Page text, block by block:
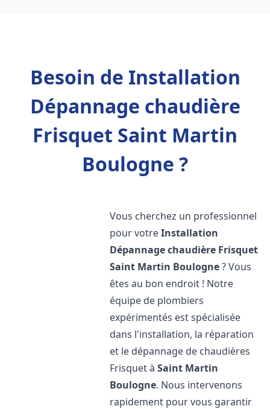
Besoin de Installation
Dépannage chaudière
Frisquet Saint Martin
Boulogne ?
Vous cherchez un professionnel
pour votreInstallation
Dépannage chaudière Frisquet
Saint Martin Boulogne? Vous
êtes au bon endroit ! Notre
équipe de plombiers
expérimentés est spécialisée
dans l'installation, la réparation
et le dépannage de chaudières
Frisquet àSaint Martin
Boulogne. Nous intervenons
rapidement pour vous garantir